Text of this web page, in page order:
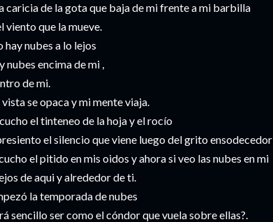
caricia de la gota que baja de mi frente a mi barbilla
viento que la mueve.
hay nubes a lo lejos
nubes encima de mi ,
de mi.
se opaca y mi mente viaja.
el tinteneo de la hoja y el rocío
el silencio que viene luego del grito ensodecedor
el pitido en mis oidos y ahora si veo las nubes en mi
de aqui y alrededor de ti.
la temporada de nubes
sencillo ser como el cóndor que vuela sobre ellas?.